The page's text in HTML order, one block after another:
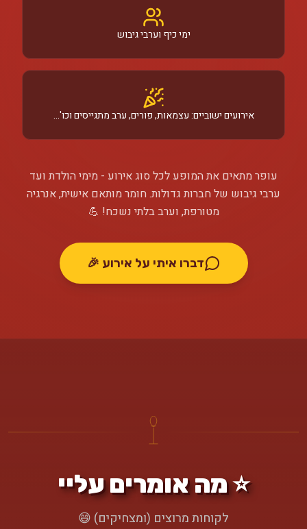
ימי כיף וערבי גיבוש
אירועים ישוביים: עצמאות, פורים, ערב מתגייסים וכו'...
עופר מתאים את המופע לכל סוג אירוע - מימי הולדת ועד
ערבי גיבוש של חברות גדולות. חומר מותאם אישית, אנרגיה
מטורפת, וערב בלתי נשכח! 💪
דברו איתי על אירוע 🎉
⭐ מה אומרים עליי
לקוחות מרוצים (ומצחיקים) 😄